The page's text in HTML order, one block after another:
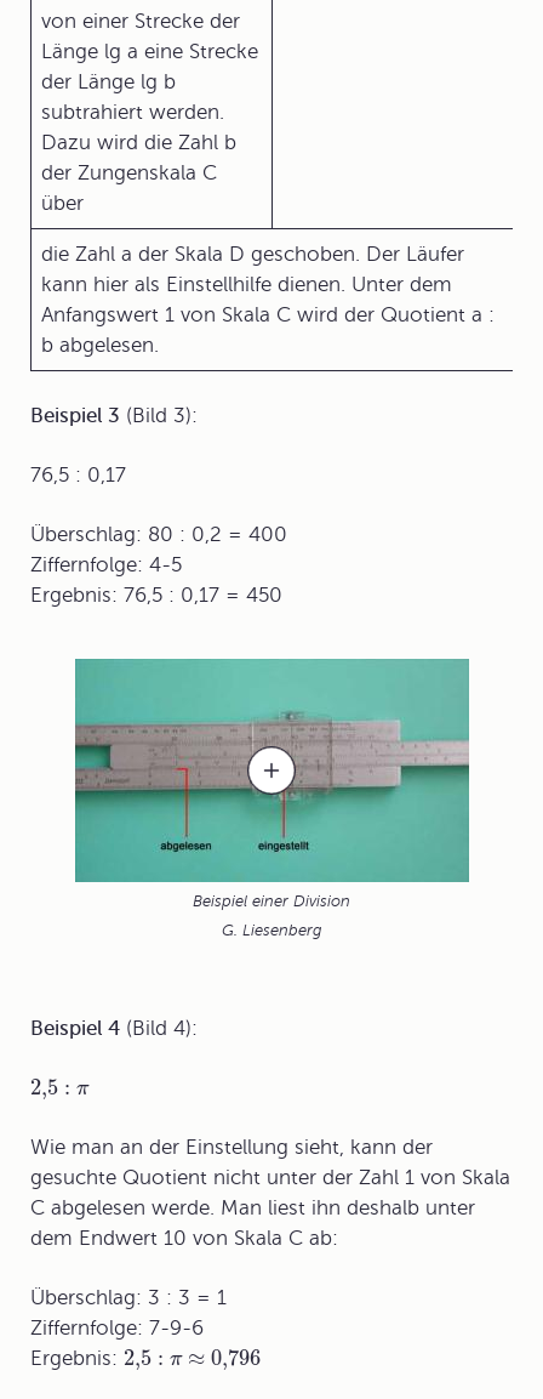
von einer Strecke der
Länge lg a eine Strecke
der Länge lg b
subtrahiert werden.
Dazu wird die Zahl b
der Zungenskala C
über
die Zahl a der Skala D geschoben. Der Läufer
kann hier als Einstellhilfe dienen. Unter dem
Anfangswert 1 von Skala C wird der Quotient a :
b abgelesen.
Beispiel 3 (Bild 3):
76,5 : 0,17
Überschlag: 80 : 0,2 = 400
Ziffernfolge: 4-5
Ergebnis: 76,5 : 0,17 = 450
Beispiel einer Division
G. Liesenberg
Beispiel 4 (Bild 4):
2,5 : π
Wie man an der Einstellung sieht, kann der
gesuchte Quotient nicht unter der Zahl 1 von Skala
C abgelesen werde. Man liest ihn deshalb unter
dem Endwert 10 von Skala C ab:
Überschlag: 3 : 3 = 1
Ziffernfolge: 7-9-6
Ergebnis: 2,5 : π ≈ 0,796